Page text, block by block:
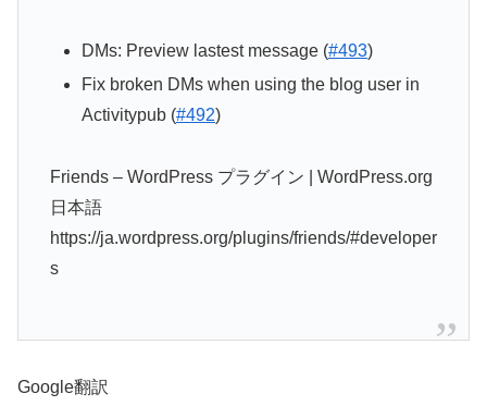
DMs: Preview lastest message (#493)
Fix broken DMs when using the blog user in
Activitypub (#492)
Friends – WordPress プラグイン | WordPress.org
日本語
https://ja.wordpress.org/plugins/friends/#developer
s
Google翻訳